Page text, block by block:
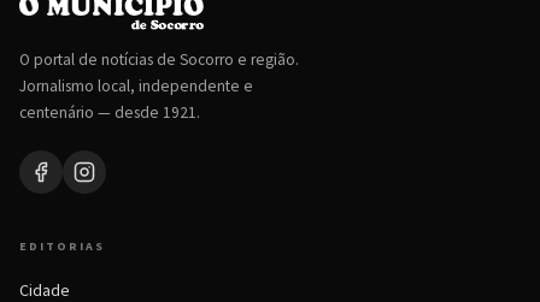
O portal de notícias de Socorro e região.
Jornalismo local, independente e
centenário — desde 1921.
EDITORIAS
Cidade